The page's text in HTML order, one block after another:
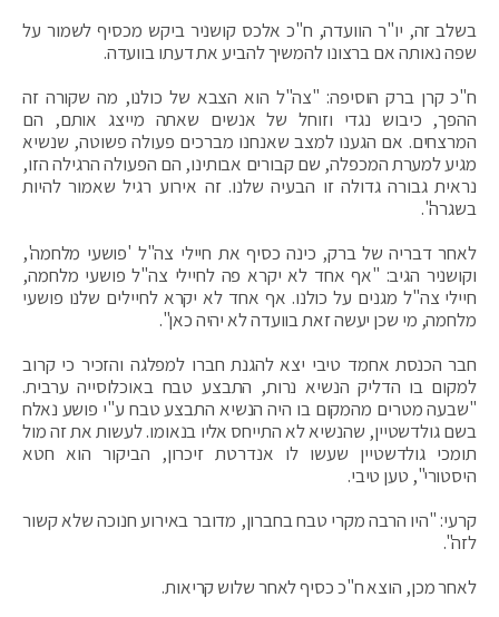
בשלב זה, יו"ר הוועדה, ח"כ אלכס קושניר ביקש מכסיף לשמור על
שפה נאותה אם ברצונו להמשיך להביע את דעתו בוועדה.
ח"כ קרן ברק הוסיפה: "צה"ל הוא הצבא של כולנו, מה שקורה זה
ההפך, כיבוש נגדי וזוחל של אנשים שאתה מייצג אותם, הם
המרצחים. אם הגענו למצב שאנחנו מברכים פעולה פשוטה, שנשיא
מגיע למערת המכפלה, שם קבורים אבותינו, הם הפעולה הרגילה הזו,
נראית גבורה גדולה זו הבעיה שלנו. זה אירוע רגיל שאמור להיות
בשגרה".
לאחר דבריה של ברק, כינה כסיף את חיילי צה"ל 'פושעי מלחמה',
וקושניר הגיב: "אף אחד לא יקרא פה לחיילי צה"ל פושעי מלחמה,
חיילי צה"ל מגנים על כולנו. אף אחד לא יקרא לחיילים שלנו פושעי
מלחמה, מי שכן יעשה זאת בוועדה לא יהיה כאן".
חבר הכנסת אחמד טיבי יצא להגנת חברו למפלגה והזכיר כי קרוב
למקום בו הדליק הנשיא נרות, התבצע טבח באוכלוסייה ערבית.
"שבעה מטרים מהמקום בו היה הנשיא התבצע טבח ע"י פושע נאלח
בשם גולדשטיין, שהנשיא לא התייחס אליו בנאומו. לעשות את זה מול
תומכי גולדשטיין שעשו לו אנדרטת זיכרון, הביקור הוא חטא
היסטורי", טען טיבי.
קרעי: "היו הרבה מקרי טבח בחברון, מדובר באירוע חנוכה שלא קשור
לזה".
לאחר מכן, הוצא ח"כ כסיף לאחר שלוש קריאות.